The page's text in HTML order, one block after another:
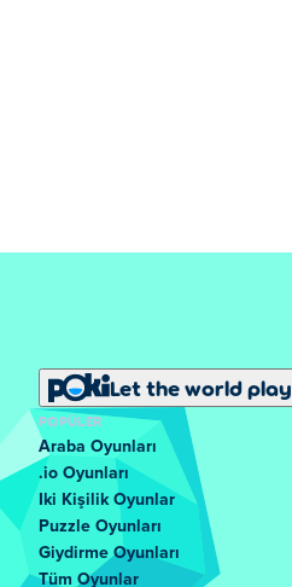
Let the world play
POPÜLER
Araba Oyunları
.io Oyunları
Iki Kişilik Oyunlar
Puzzle Oyunları
Giydirme Oyunları
Tüm Oyunlar